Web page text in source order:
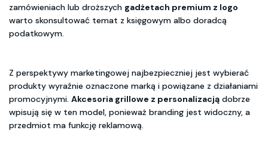
zamówieniach lub droższych gadżetach premium z logo
warto skonsultować temat z księgowym albo doradcą
podatkowym.
Z perspektywy marketingowej najbezpieczniej jest wybierać
produkty wyraźnie oznaczone marką i powiązane z działaniami
promocyjnymi. Akcesoria grillowe z personalizacją dobrze
wpisują się w ten model, ponieważ branding jest widoczny, a
przedmiot ma funkcję reklamową.